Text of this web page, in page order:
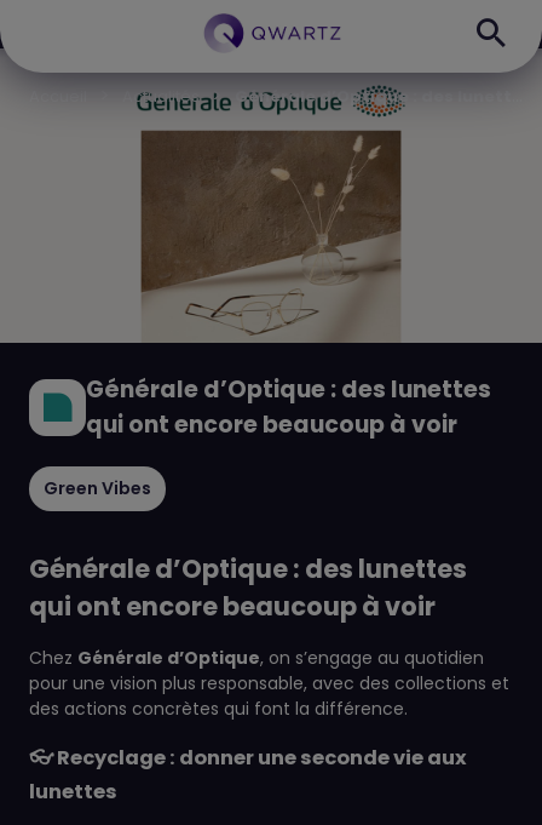
Actualités
Générale d’Optique : des lunettes
qui ont encore beaucoup à voir
Green Vibes
Générale d’Optique : des lunettes
qui ont encore beaucoup à voir
Chez Générale d’Optique, on s’engage au quotidien
pour une vision plus responsable, avec des collections et
des actions concrètes qui font la différence.
👓 Recyclage : donner une seconde vie aux
lunettes